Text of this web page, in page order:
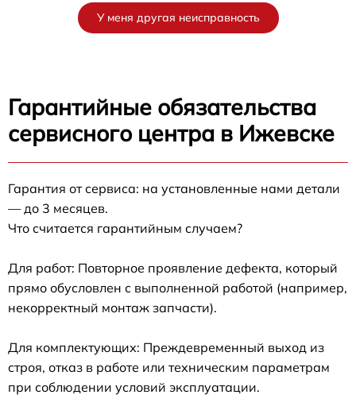
У меня другая неисправность
Гарантийные обязательства
сервисного центра в Ижевске
Гарантия от сервиса: на установленные нами детали
— до 3 месяцев.
Что считается гарантийным случаем?
Для работ: Повторное проявление дефекта, который
прямо обусловлен с выполненной работой (например,
некорректный монтаж запчасти).
Для комплектующих: Преждевременный выход из
строя, отказ в работе или техническим параметрам
при соблюдении условий эксплуатации.